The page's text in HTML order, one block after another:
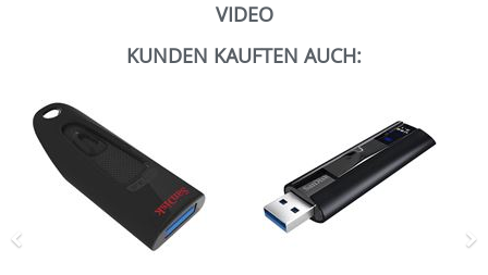
VIDEO
KUNDEN KAUFTEN AUCH:
Zurück